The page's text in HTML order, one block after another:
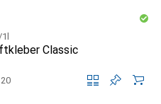
1l
Classic
20